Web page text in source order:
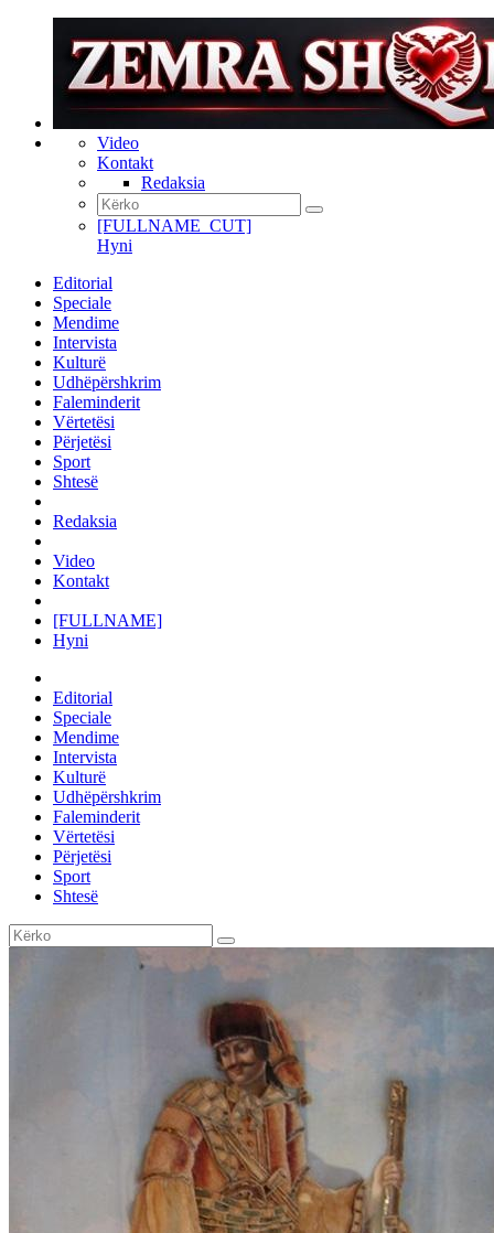
Video
Kontakt
Redaksia
[FULLNAME_CUT]
Hyni
Editorial
Speciale
Mendime
Intervista
Kulturë
Udhëpërshkrim
Faleminderit
Vërtetësi
Përjetësi
Sport
Shtesë
Redaksia
Video
Kontakt
[FULLNAME]
Hyni
Editorial
Speciale
Mendime
Intervista
Kulturë
Udhëpërshkrim
Faleminderit
Vërtetësi
Përjetësi
Sport
Shtesë